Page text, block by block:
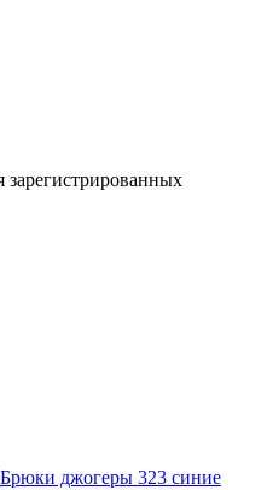
зарегистрированных